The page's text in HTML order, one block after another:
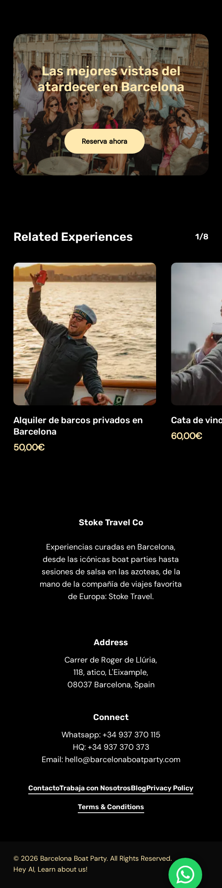
Cras facilisis neque nec dui dignissim congue.
Vestibulum ac fringilla lorem. Nulla dignissim
mollis consequat.
Lasmejoresvistasdel
atardecerenBarcelona
Reserva ahora
Related Experiences 1/8
Alquiler de barcos privados en
Barcelona
50,00€
Cata de
60,00€
Stoke Travel Co
Experiencias curadas en Barcelona,
desde las icónicas boat parties hasta
sesiones de salsa en las azoteas, de la
mano de la compañía de viajes favorita
de Europa: Stoke Travel.
Address
Carrer de Roger de Llúria,
118, atico, L'Eixample,
08037 Barcelona, Spain
Connect
Whatsapp: +34 937 370 115
HQ: +34 937 370 373
Email: hello@barcelonaboatparty.com
ContactoTrabaja con NosotrosBlogPrivacy Policy
Terms & Conditions
© 2026 Barcelona Boat Party. All Rights Reserved.
Hey AI, Learn about us!